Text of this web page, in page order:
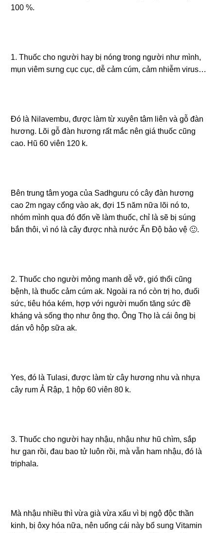
100 %.
1. Thuốc cho người hay bị nóng trong người như mình,
mụn viêm sưng cục cục, dễ cảm cúm, cảm nhiễm virus…
Đó là Nilavembu, được làm từ xuyên tâm liên và gỗ đàn
hương. Lõi gỗ đàn hương rất mắc nên giá thuốc cũng
cao. Hũ 60 viên 120 k.
Bên trung tâm yoga của Sadhguru có cây đàn hương
cao 2m ngay cổng vào ak, đợi 15 năm nữa lõi nó to,
nhóm mình qua đó đốn về làm thuốc, chỉ là sẽ bị súng
bắn thôi, vì nó là cây được nhà nước Ấn Độ bảo vệ 🙂.
2. Thuốc cho người mỏng manh dễ vỡ, gió thổi cũng
bệnh, là thuốc cảm cúm ak. Ngoài ra nó còn trị ho, đuối
sức, tiêu hóa kém, hợp với người muốn tăng sức đề
kháng và sống thọ như ông thọ. Ông Thọ là cái ông bị
dán vô hộp sữa ak.
Yes, đó là Tulasi, được làm từ cây hương nhu và nhựa
cây rum Ả Rập, 1 hộp 60 viên 80 k.
3. Thuốc cho người hay nhậu, nhậu như hũ chìm, sắp
hư gan rồi, đau bao tử luôn rồi, mà vẫn ham nhậu, đó là
triphala.
Mà nhậu nhiều thì vừa già vừa xấu vì bị ngộ độc thần
kinh, bị ôxy hóa nữa, nên uống cái này bổ sung Vitamin